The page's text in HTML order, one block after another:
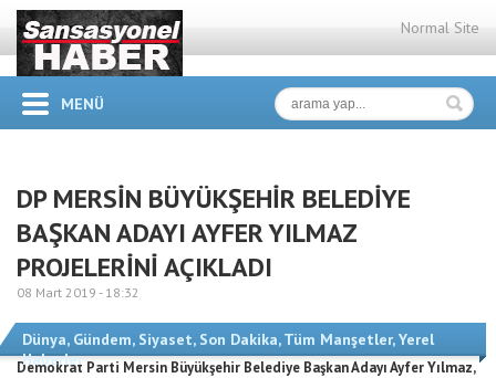
Normal Site
MENÜ
DP MERSİN BÜYÜKŞEHİR BELEDİYE
BAŞKAN ADAYI AYFER YILMAZ
PROJELERİNİ AÇIKLADI
08 Mart 2019 - 18:32
Dünya, Gündem, Siyaset, Son Dakika,Tüm Manşetler,Yerel
Haberler
Demokrat Parti Mersin Büyükşehir Belediye Başkan Adayı Ayfer Yılmaz,